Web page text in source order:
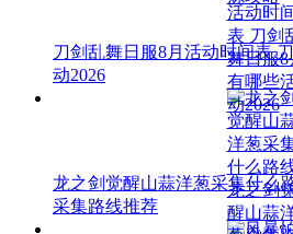
刀剑乱舞日服8月活动时间表
动2026
龙之剑觉醒山蒜洋葱采集什么
采集路线推荐